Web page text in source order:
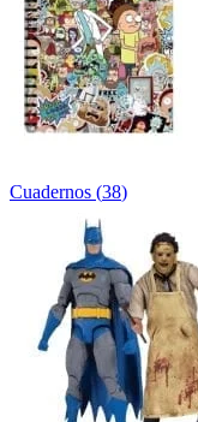
Cuadernos (38)